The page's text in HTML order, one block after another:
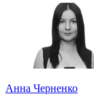
Анна Черненко